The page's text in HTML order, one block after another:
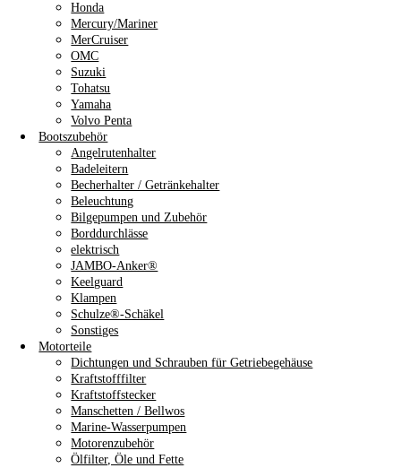
Honda
Mercury/Mariner
MerCruiser
OMC
Suzuki
Tohatsu
Yamaha
Volvo Penta
Bootszubehör
Angelrutenhalter
Badeleitern
Becherhalter / Getränkehalter
Beleuchtung
Bilgepumpen und Zubehör
Borddurchlässe
elektrisch
JAMBO-Anker®
Keelguard
Klampen
Schulze®-Schäkel
Sonstiges
Motorteile
Dichtungen und Schrauben für Getriebegehäuse
Kraftstofffilter
Kraftstoffstecker
Manschetten / Bellwos
Marine-Wasserpumpen
Motorenzubehör
Ölfilter, Öle und Fette